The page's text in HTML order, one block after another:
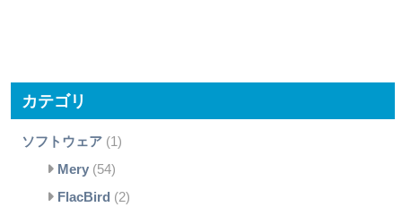
カテゴリ
ソフトウェア(1)
Mery(54)
FlacBird (2)